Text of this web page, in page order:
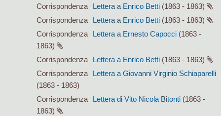
Corrispondenza Lettera a Enrico Betti (1863 - 1863)
Corrispondenza
Lettera a Enrico Betti (1863 - 1863)
Corrispondenza
Lettera a Ernesto Capocci (1863 -
1863)
Corrispondenza
Lettera a Enrico Betti (1863 - 1863)
Corrispondenza
Lettera a Giovanni Virginio Schiaparelli
(1863 - 1863)
Corrispondenza
Lettera di Vito Nicola Bitonti (1863 -
1863)